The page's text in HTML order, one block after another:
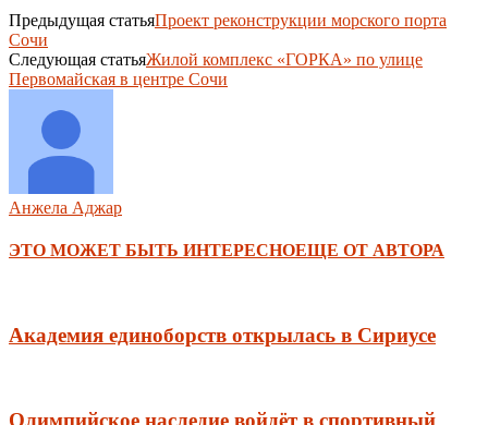
Предыдущая статьяПроект реконструкции морского порта
Сочи
Следующая статьяЖилой комплекс «ГОРКА» по улице
Первомайская в центре Сочи
Анжела Аджар
ЭТО МОЖЕТ БЫТЬ ИНТЕРЕСНОЕЩЕ ОТ АВТОРА
Академия единоборств открылась в Сириусе
Олимпийское наследие войдёт в спортивный